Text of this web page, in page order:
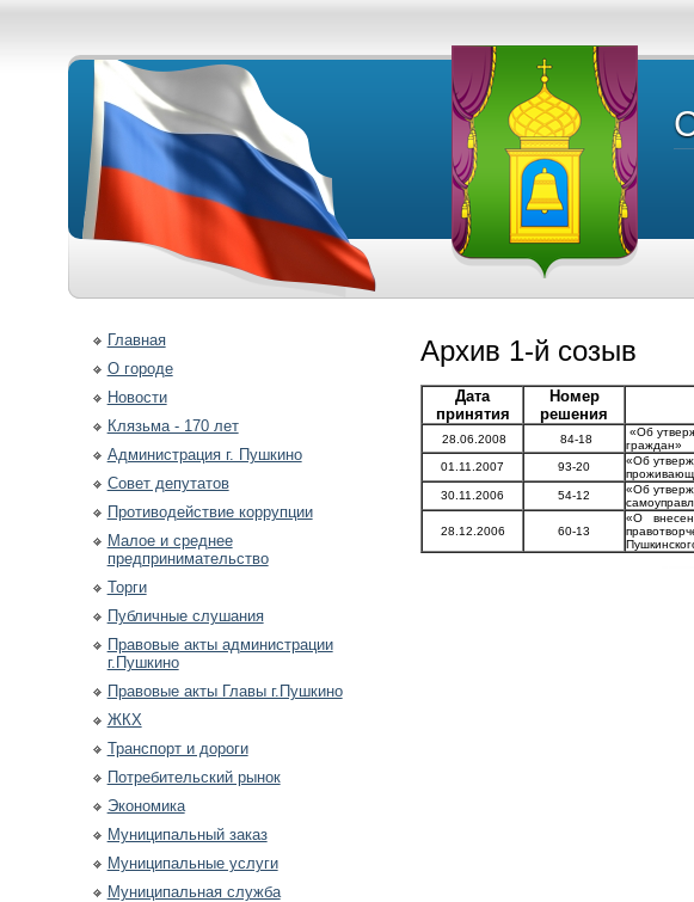
Главная
О городе
Новости
Клязьма - 170 лет
Администрация г. Пушкино
Совет депутатов
Противодействие коррупции
Малое и среднее
предпринимательство
Торги
Публичные слушания
Правовые акты администрации
г.Пушкино
Правовые акты Главы г.Пушкино
ЖКХ
Транспорт и дороги
Потребительский рынок
Экономика
Муниципальный заказ
Муниципальные услуги
Муниципальная служба
Архив 1-й созыв
Дата
принятия
Номер
решения
28.06.2008 84-18
«Об
граждан»
01.11.2007 93-20
«Об
30.11.2006 54-12
«Об
28.12.2006 60-13
«О